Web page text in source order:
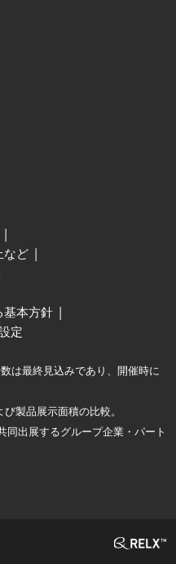
など
基本方針
定
は最終見込みであり、開催時に
製品展示面積の比較。
出展するグループ企業・パート